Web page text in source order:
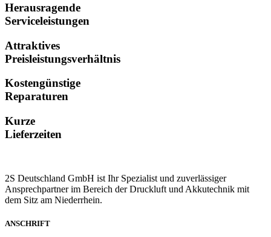
Herausragende
Serviceleistungen
Attraktives
Preisleistungsverhältnis
Kostengünstige
Reparaturen
Kurze
Lieferzeiten
2S Deutschland GmbH ist Ihr Spezialist und zuverlässiger
Ansprechpartner im Bereich der Druckluft und Akkutechnik mit
dem Sitz am Niederrhein.
ANSCHRIFT